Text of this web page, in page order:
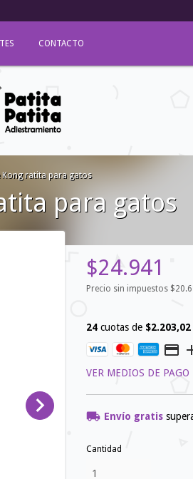
CONTACTO
Kong ratita para gatos
para gatos
$24.941
Precio sin impuestos
24cuotas de $2.203,02
VER MEDIOS DE PAGO
Envío gratis
Cantidad